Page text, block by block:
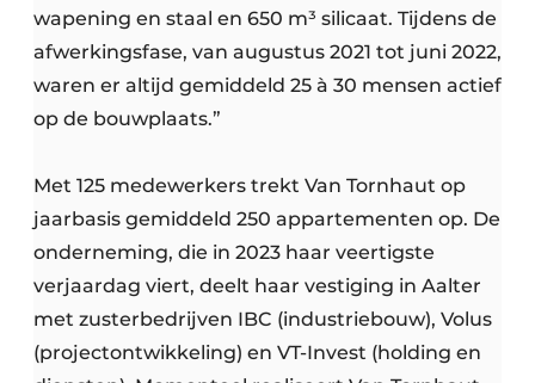
wapening en staal en 650 m³ silicaat. Tijdens de
afwerkingsfase, van augustus 2021 tot juni 2022,
waren er altijd gemiddeld 25 à 30 mensen actief
op de bouwplaats.”
Met 125 medewerkers trekt Van Tornhaut op
jaarbasis gemiddeld 250 appartementen op. De
onderneming, die in 2023 haar veertigste
verjaardag viert, deelt haar vestiging in Aalter
met zusterbedrijven IBC (industriebouw), Volus
(projectontwikkeling) en VT-Invest (holding en